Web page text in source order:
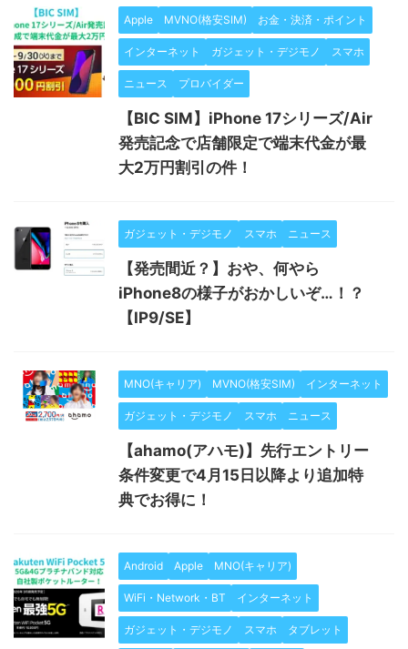
Apple MVNO(格安SIM) お金・決済・ポイント
インターネット ガジェット・デジモノ スマホ
ニュース プロバイダー
【BIC SIM】iPhone 17シリーズ/Air
発売記念で店舗限定で端末代金が最
大2万円割引の件！
ガジェット・デジモノ スマホ ニュース
【発売間近？】おや、何やら
iPhone8の様子がおかしいぞ…！？
【IP9/SE】
MNO(キャリア) MVNO(格安SIM) インターネット
ガジェット・デジモノ スマホ ニュース
【ahamo(アハモ)】先行エントリー
条件変更で4月15日以降より追加特
典でお得に！
Android Apple MNO(キャリア)
WiFi・Network・BT インターネット
ガジェット・デジモノ スマホ タブレット